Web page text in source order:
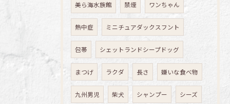
美ら海水族館 禁煙 ワンちゃん
熱中症 ミニチュアダックスフント
包帯 シェットランドシープドッグ
まつげ ラクダ 長さ 嫌いな食べ物
九州男児 柴犬 シャンプー シーズ